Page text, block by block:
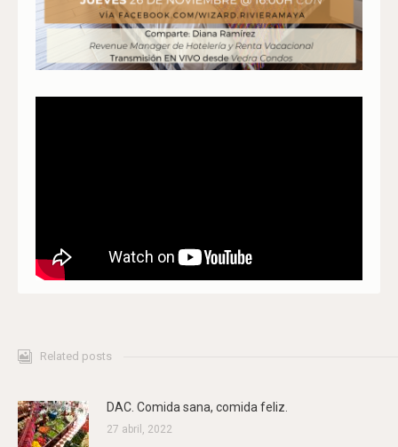
Related posts
DAC. Comida sana, comida feliz.
27 abril, 2022